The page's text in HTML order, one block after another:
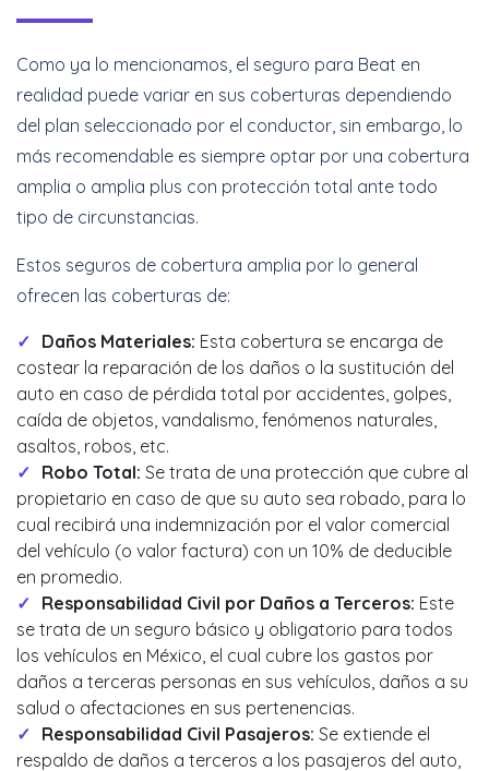
Como ya lo mencionamos, el seguro para Beat en
realidad puede variar en sus coberturas dependiendo
del plan seleccionado por el conductor, sin embargo, lo
más recomendable es siempre optar por una cobertura
amplia o amplia plus con protección total ante todo
tipo de circunstancias.
Estos seguros de cobertura amplia por lo general
ofrecen las coberturas de:
Daños Materiales: Esta cobertura se encarga de
costear la reparación de los daños o la sustitución del
auto en caso de pérdida total por accidentes, golpes,
caída de objetos, vandalismo, fenómenos naturales,
asaltos, robos, etc.
Robo Total: Se trata de una protección que cubre al
propietario en caso de que su auto sea robado, para lo
cual recibirá una indemnización por el valor comercial
del vehículo (o valor factura) con un 10% de deducible
en promedio.
Responsabilidad Civil por Daños a Terceros: Este
se trata de un seguro básico y obligatorio para todos
los vehículos en México, el cual cubre los gastos por
daños a terceras personas en sus vehículos, daños a su
salud o afectaciones en sus pertenencias.
Responsabilidad Civil Pasajeros: Se extiende el
respaldo de daños a terceros a los pasajeros del auto,